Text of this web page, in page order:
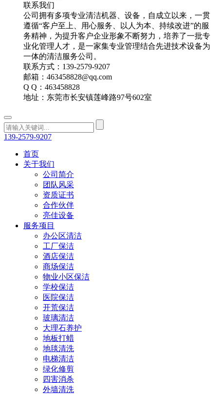
联系我们
公司拥有多项专业清洁机器、设备，自成立以来，一贯
遵循“客户至上、用心服务、以人为本、持续改进”的服
务精神，为提升客户企业形象不断努力，培养了一批专
业化管理人才，是一家集专业管理结合先进技术设备为
一体的清洁服务公司。
联系方式：139-2579-9207
邮箱：463458828@qq.com
Q Q：463458828
地址：东莞市长安镇莲峰路97号602室
139-2579-9207
首页
关于我们
公司简介
团队风采
资质证书
合作伙伴
亮佳设备
服务项目
办公区清洁
工厂保洁
酒店保洁
商场保洁
物业小区保洁
学校保洁
医院保洁
开荒保洁
玻璃清洁
大理石养护
地板打蜡
地毯清洗
电梯清洁
绿化修剪
四害消杀
外墙清洗